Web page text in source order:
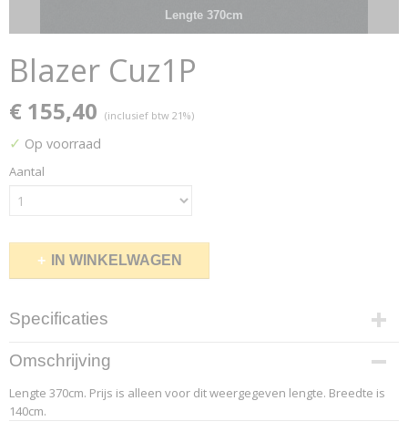
Lengte 370cm
Blazer Cuz1P
€ 155,40 (inclusief btw 21%)
✓ Op voorraad
Aantal
IN WINKELWAGEN
Specificaties
Productcode leverancier
7.2
Afmetingen (l,b,h)
370 x 140 x 0 cm
Omschrijving
Lengte 370cm. Prijs is alleen voor dit weergegeven lengte. Breedte is
140cm.